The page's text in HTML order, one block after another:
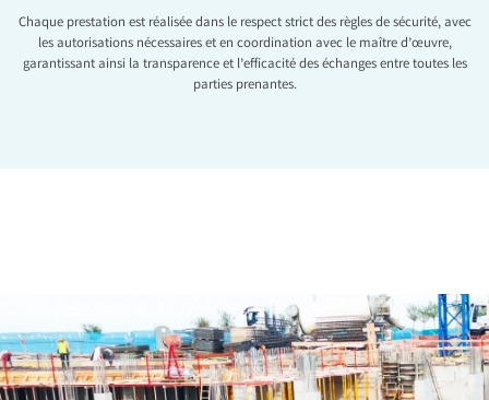
Chaque prestation est réalisée dans le respect strict des règles de sécurité, avec
les autorisations nécessaires et en coordination avec le maître d’œuvre,
garantissant ainsi la transparence et l’efficacité des échanges entre toutes les
parties prenantes.